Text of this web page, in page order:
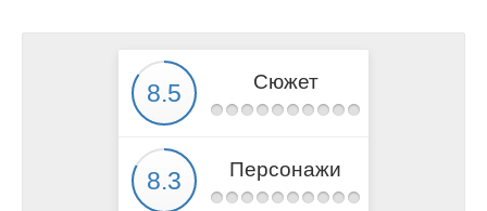
Сюжет
Персонажи